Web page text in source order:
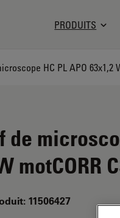
Logo
PRODUITS
HC PL APO 63x1,2
de
motCORR
11506427